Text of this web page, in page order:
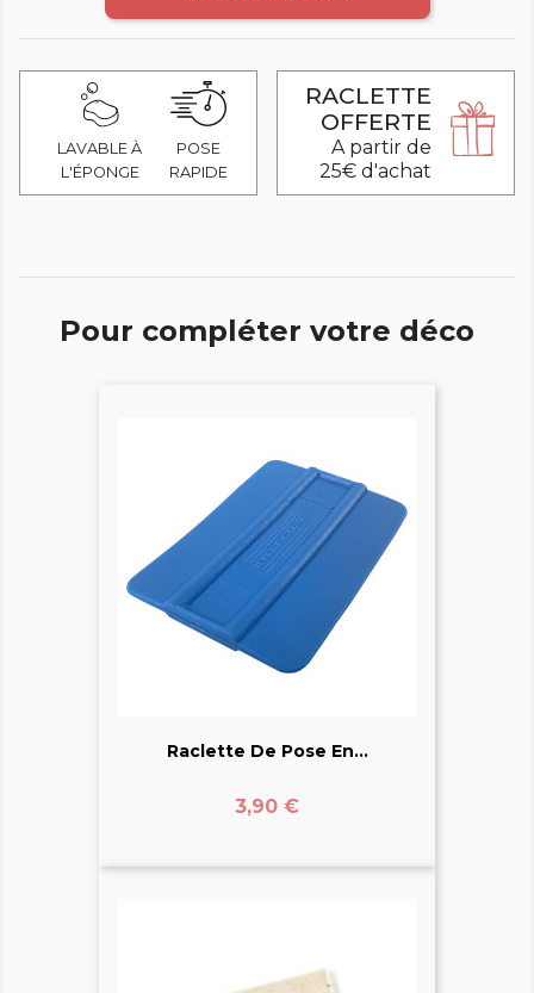
LAVABLE À
L'ÉPONGE
POSE
RAPIDE
RACLETTE
OFFERTE
A partir de
25€ d'achat
Pour compléter votre déco
Raclette De Pose En...
Prix
3,90 €